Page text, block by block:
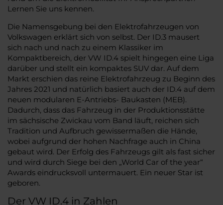
Lernen Sie uns kennen.
Die Namensgebung bei den Elektrofahrzeugen von
Volkswagen erklärt sich von selbst. Der ID.3 mausert
sich nach und nach zu einem Klassiker im
Kompaktbereich, der VW ID.4 spielt hingegen eine Liga
darüber und stellt ein kompaktes SUV dar. Auf dem
Markt erschien das reine Elektrofahrzeug zu Beginn des
Jahres 2021 und natürlich basiert auch der ID.4 auf dem
neuen modularen E-Antriebs- Baukasten (MEB).
Dadurch, dass das Fahrzeug in der Produktionsstätte
im sächsische Zwickau vom Band läuft, reichen sich
Tradition und Aufbruch gewissermaßen die Hände,
wobei aufgrund der hohen Nachfrage auch in China
gebaut wird. Der Erfolg des Fahrzeugs gilt als fast sicher
und wird durch Siege bei den „World Car of the year“
Awards eindrucksvoll untermauert. Ein neuer Star ist
geboren.
Der VW ID.4 in Zahlen